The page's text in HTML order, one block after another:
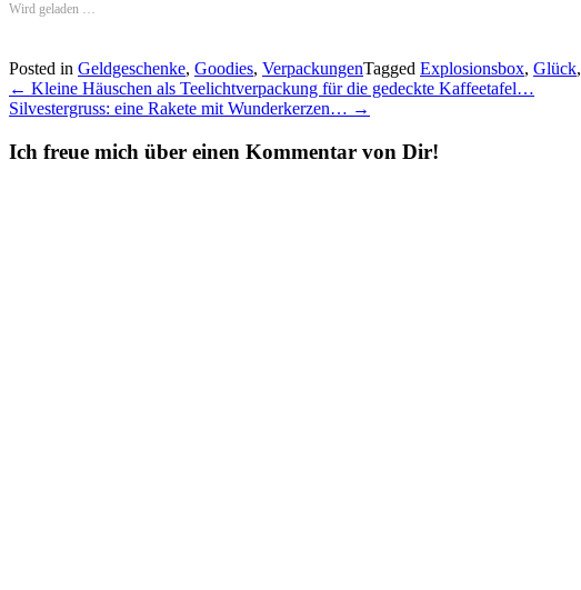
Wird geladen …
Posted in Geldgeschenke, Goodies, VerpackungenTagged Explosionsbox, Glück,
Post
navigation
← Kleine Häuschen als Teelichtverpackung für die gedeckte Kaffeetafel…
Silvestergruss: eine Rakete mit Wunderkerzen… →
Ich freue mich über einen Kommentar von Dir!